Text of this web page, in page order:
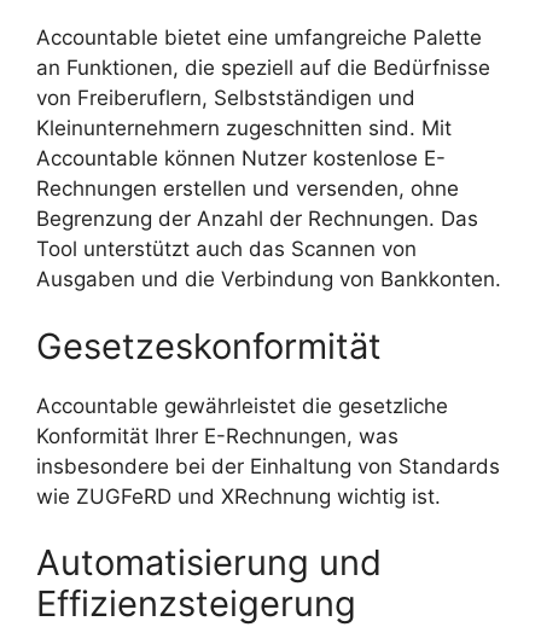
Accountable bietet eine umfangreiche Palette
an Funktionen, die speziell auf die Bedürfnisse
von Freiberuflern, Selbstständigen und
Kleinunternehmern zugeschnitten sind. Mit
Accountable können Nutzer kostenlose E-
Rechnungen erstellen und versenden, ohne
Begrenzung der Anzahl der Rechnungen. Das
Tool unterstützt auch das Scannen von
Ausgaben und die Verbindung von Bankkonten.
Gesetzeskonformität
Accountable gewährleistet die gesetzliche
Konformität Ihrer E-Rechnungen, was
insbesondere bei der Einhaltung von Standards
wie ZUGFeRD und XRechnung wichtig ist.
Automatisierung und
Effizienzsteigerung